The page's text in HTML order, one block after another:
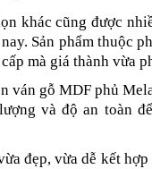
khác cũng được
Sản phẩm thuộc
mà giá thành vừa
ván gỗ MDF phủ
và độ an toàn
đẹp, vừa dễ kết